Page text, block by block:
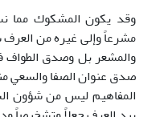
وقد يكون المشكوك مما
مشرعاً وإلی غيره من
والمشعر بل وصدق
صدق عنوان الصفا والسعي
المفاهيم ليس من شؤون